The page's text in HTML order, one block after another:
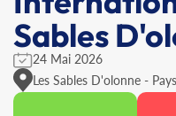
Sables
24 Mai 2026
Les Sables D'olonne -